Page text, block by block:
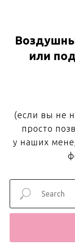
или
(если вы не
просто
у наших